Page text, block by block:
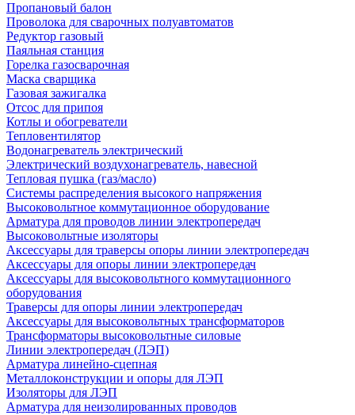
Пропановый балон
Проволока для сварочных полуавтоматов
Редуктор газовый
Паяльная станция
Горелка газосварочная
Маска сварщика
Газовая зажигалка
Отсос для припоя
Котлы и обогреватели
Тепловентилятор
Водонагреватель электрический
Электрический воздухонагреватель, навесной
Тепловая пушка (газ/масло)
Системы распределения высокого напряжения
Высоковольтное коммутационное оборудование
Арматура для проводов линии электропередач
Высоковольтные изоляторы
Аксессуары для траверсы опоры линии электропередач
Аксессуары для опоры линии электропередач
Аксессуары для высоковольтного коммутационного
оборудования
Траверсы для опоры линии электропередач
Аксессуары для высоковольтных трансформаторов
Трансформаторы высоковольтные силовые
Линии электропередач (ЛЭП)
Арматура линейно-сцепная
Металлоконструкции и опоры для ЛЭП
Изоляторы для ЛЭП
Арматура для неизолированных проводов